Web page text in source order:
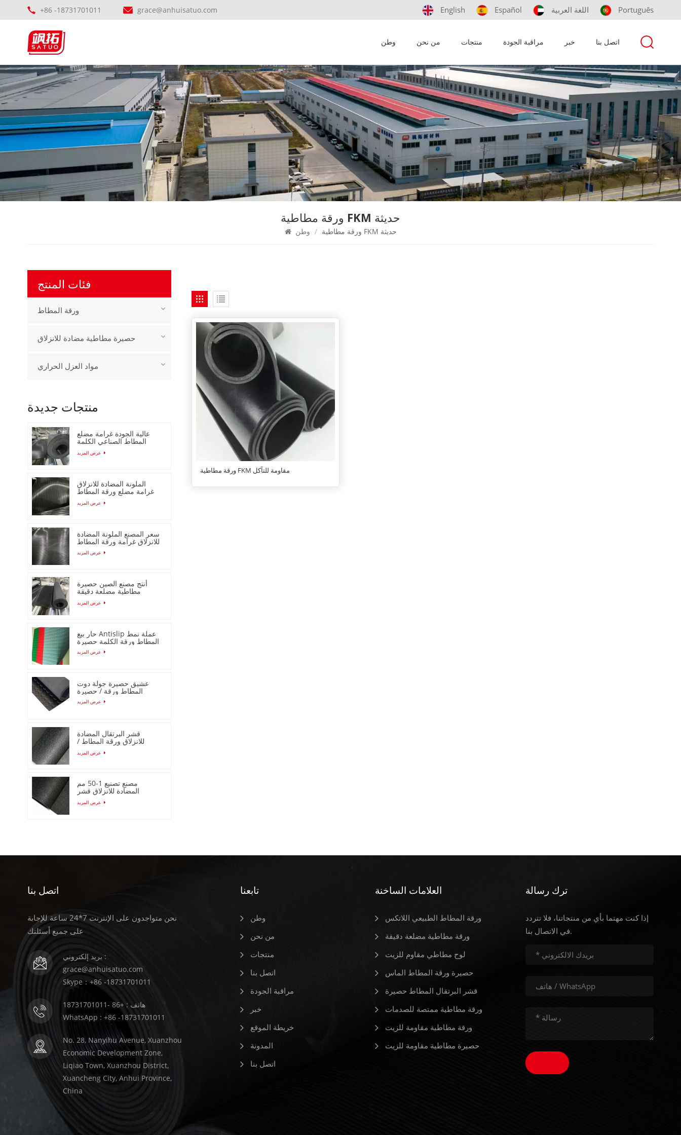
+86 -18731701011 grace@anhuisatuo.com English Español اللغة العربية Português
وطن من نحن منتجات مراقبة الجودة خبر اتصل بنا
ورقة مطاطية FKM حديثة
/ ورقة مطاطية FKM حديثة
ورقة مطاطية FKM مقاومة للتآكل
فئات المنتج
ورقة المطاط
حصيرة مطاطية مضادة للانزلاق
مواد العزل الحراري
منتجات جديدة
عالية الجودة غرامة مضلع
المطاط الصناعي الكلمة
حصيرة
الملونة المضادة للانزلاق
غرامة مضلع ورقة المطاط
مع انخفاض السعر
سعر المصنع الملونة المضادة
للانزلاق غرامة ورقة المطاط
مضلع
أنتج مصنع الصين حصيرة
مطاطية مضلعة دقيقة
مضادة للانزلاق
حار بيع Antislip عملة نمط
المطاط ورقة الكلمة حصيرة
عشيق حصيرة جولة دوت
المطاط ورقة / حصيرة
قشر البرتقال المضادة
للانزلاق ورقة المطاط /
حصيرة لفة
مصنع تصنيع 1-50 مم
المضادة للانزلاق قشر
البرتقال ورقة المطاط /
حصيرة
اتصل بنا
نحن متواجدون على الإنترنت 7*24 ساعة للإجابة
على جميع أسئلتك
بريد إلكتروني :
grace@anhuisatuo.com
Skype：+86 -18731701011
هاتف : +86 -18731701011
WhatsApp : +86 -18731701011
No. 28, Nanyihu Avenue, Xuanzhou
Economic Development Zone,
Liqiao Town, Xuanzhou District,
Xuancheng City, Anhui Province,
China
تابعنا
وطن
من نحن
منتجات
اتصل بنا
مراقبة الجودة
خبر
خريطة الموقع
المدونة
اتصل بنا
العلامات الساخنة
ورقة المطاط الطبيعي اللاتكس
ورقة مطاطية مضلعة دقيقة
لوح مطاطي مقاوم للزيت
حصيرة ورقة المطاط الماس
قشر البرتقال المطاط حصيرة
ورقة مطاطية ممتصة للصدمات
ورقة مطاطية مقاومة للزيت
حصيرة مطاطية مقاومة للزيت
ترك رسالة
إذا كنت مهتما بأي من منتجاتنا، فلا تتردد
في الاتصال بنا.